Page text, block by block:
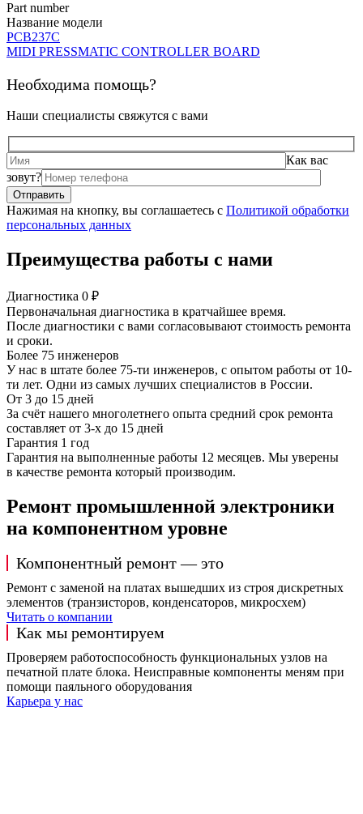
Part number
Название модели
PCB237C
MIDI PRESSMATIC CONTROLLER BOARD
Необходима помощь?
Наши специалисты свяжутся с вами
Как вас
зовут?
Нажимая на кнопку, вы соглашаетесь с Политикой обработки
персональных данных
Преимущества работы с нами
Диагностика 0 ₽
Первоначальная диагностика в кратчайшее время.
После диагностики с вами согласовывают стоимость ремонта
и сроки.
Более 75 инженеров
У нас в штате более 75-ти инженеров, с опытом работы от 10-
ти лет. Одни из самых лучших специалистов в России.
От 3 до 15 дней
За счёт нашего многолетнего опыта средний срок ремонта
составляет от 3-х до 15 дней
Гарантия 1 год
Гарантия на выполненные работы 12 месяцев. Мы уверены
в качестве ремонта который производим.
Ремонт промышленной электроники
на компонентном уровне
Компонентный ремонт — это
Ремонт с заменой на платах вышедших из строя дискретных
элементов (транзисторов, конденсаторов, микросхем)
Читать о компании
Как мы ремонтируем
Проверяем работоспособность функциональных узлов на
печатной плате блока. Неисправные компоненты меням при
помощи паяльного оборудования
Карьера у нас